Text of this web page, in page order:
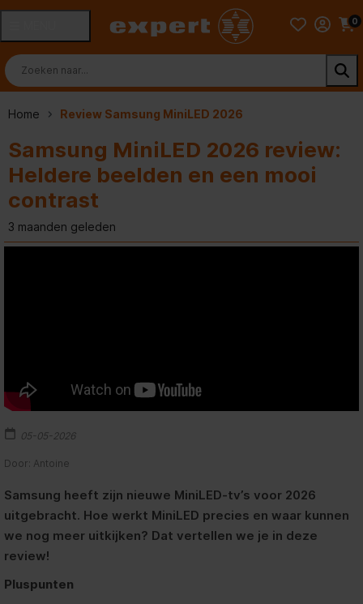
0
Home Review Samsung MiniLED 2026
Samsung MiniLED 2026 review:
Heldere beelden en een mooi
contrast
3 maanden geleden
05-05-2026
Door: Antoine
Samsung heeft zijn nieuwe MiniLED-tv’s voor 2026
uitgebracht. Hoe werkt MiniLED precies en waar kunnen
we nog meer uitkijken? Dat vertellen we je in deze
review!
Pluspunten